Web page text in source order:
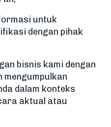
untuk
dengan pihak
bisnis kami dengan
mengumpulkan
dalam konteks
aktual atau